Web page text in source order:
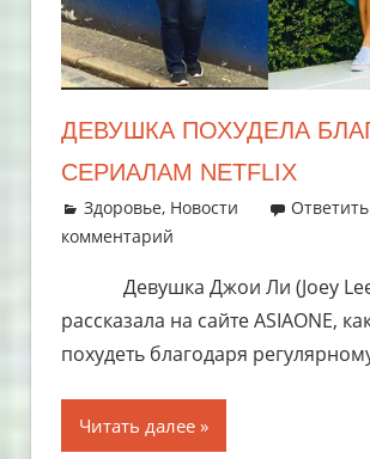
ДЕВУШКА ПОХУДЕЛА
СЕРИАЛАМ NETFLIX
05.07.2019
admin
Здоровье, Новости
комментарий
Девушка Джои Ли (Joey
рассказала на сайте ASIAONE,
похудеть благодаря
Читать далее